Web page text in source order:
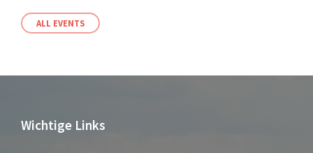
ALL EVENTS
Wichtige Links